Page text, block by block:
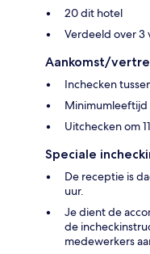
20 dit hotel
Verdeeld over
Aankomst/
Inchecken
Minimumleeftijd
Uitchecken om
Speciale
De receptie is
uur.
Je dient de
de
medewerkers